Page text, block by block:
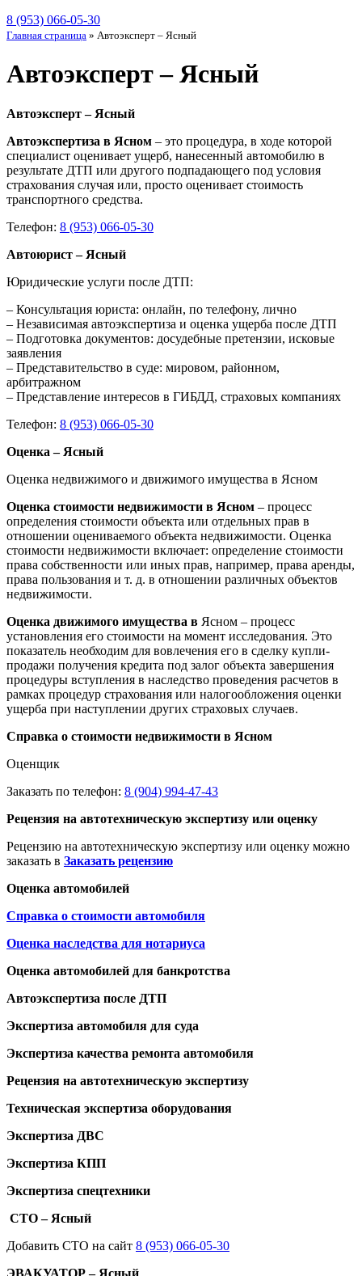
8 (953) 066-05-30
Главная страница » Автоэксперт – Ясный
Автоэксперт – Ясный
Автоэксперт – Ясный
Автоэкспертиза в Ясном – это процедура, в ходе которой
специалист оценивает ущерб, нанесенный автомобилю в
результате ДТП или другого подпадающего под условия
страхования случая или, просто оценивает стоимость
транспортного средства.
Телефон: 8 (953) 066-05-30
Автоюрист – Ясный
Юридические услуги после ДТП:
– Консультация юриста: онлайн, по телефону, лично
– Независимая автоэкспертиза и оценка ущерба после ДТП
– Подготовка документов: досудебные претензии, исковые
заявления
– Представительство в суде: мировом, районном,
арбитражном
– Представление интересов в ГИБДД, страховых компаниях
Телефон: 8 (953) 066-05-30
Оценка – Ясный
Оценка недвижимого и движимого имущества в Ясном
Оценка стоимости недвижимости в Ясном – процесс
определения стоимости объекта или отдельных прав в
отношении оцениваемого объекта недвижимости. Оценка
стоимости недвижимости включает: определение стоимости
права собственности или иных прав, например, права аренды,
права пользования и т. д. в отношении различных объектов
недвижимости.
Оценка движимого имущества в Ясном – процесс
установления его стоимости на момент исследования. Это
показатель необходим для вовлечения его в сделку купли-
продажи получения кредита под залог объекта завершения
процедуры вступления в наследство проведения расчетов в
рамках процедур страхования или налогообложения оценки
ущерба при наступлении других страховых случаев.
Справка о стоимости недвижимости в Ясном
Оценщик
Заказать по телефон: 8 (904) 994-47-43
Рецензия на автотехническую экспертизу или оценку
Рецензию на автотехническую экспертизу или оценку можно
заказать в Заказать рецензию
Оценка автомобилей
Справка о стоимости автомобиля
Оценка наследства для нотариуса
Оценка автомобилей для банкротства
Автоэкспертиза после ДТП
Экспертиза автомобиля для суда
Экспертиза качества ремонта автомобиля
Рецензия на автотехническую экспертизу
Техническая экспертиза оборудования
Экспертиза ДВС
Экспертиза КПП
Экспертиза спецтехники
СТО – Ясный
Добавить СТО на сайт 8 (953) 066-05-30
ЭВАКУАТОР – Ясный